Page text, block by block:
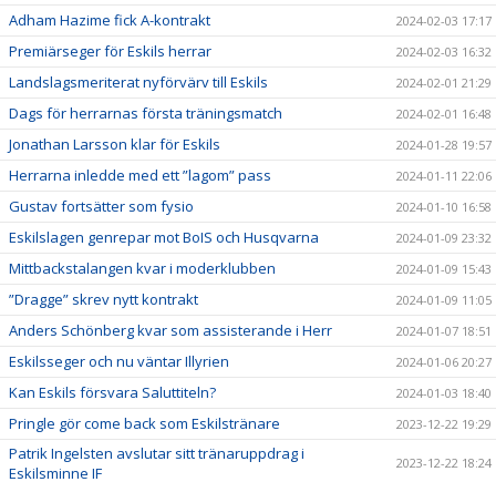
Adham Hazime fick A-kontrakt 2024-02-03 17:17
Premiärseger för Eskils herrar 2024-02-03 16:32
Landslagsmeriterat nyförvärv till Eskils 2024-02-01 21:29
Dags för herrarnas första träningsmatch 2024-02-01 16:48
Jonathan Larsson klar för Eskils 2024-01-28 19:57
Herrarna inledde med ett ”lagom” pass 2024-01-11 22:06
Gustav fortsätter som fysio 2024-01-10 16:58
Eskilslagen genrepar mot BoIS och Husqvarna 2024-01-09 23:32
Mittbackstalangen kvar i moderklubben 2024-01-09 15:43
”Dragge” skrev nytt kontrakt 2024-01-09 11:05
Anders Schönberg kvar som assisterande i Herr 2024-01-07 18:51
Eskilsseger och nu väntar Illyrien 2024-01-06 20:27
Kan Eskils försvara Saluttiteln? 2024-01-03 18:40
Pringle gör come back som Eskilstränare 2023-12-22 19:29
Patrik Ingelsten avslutar sitt tränaruppdrag i
Eskilsminne IF
2023-12-22 18:24